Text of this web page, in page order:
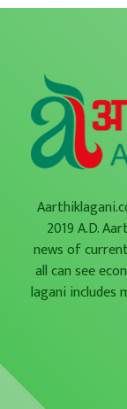
2019 A.D.
news of
all can see
lagani includes